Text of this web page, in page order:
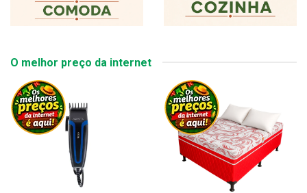
O melhor preço da internet